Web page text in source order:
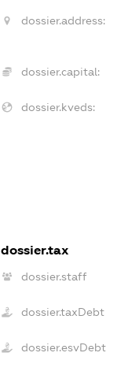
dossier.address:
dossier.capital:
dossier.kveds:
dossier.tax
dossier.staff
dossier.taxDebt
dossier.esvDebt